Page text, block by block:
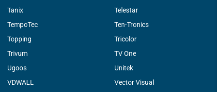
Tanix
Telestar
TempoTec
Ten-Tronics
Topping
Tricolor
Trivum
TV One
Ugoos
Unitek
VDWALL
Vector Visual